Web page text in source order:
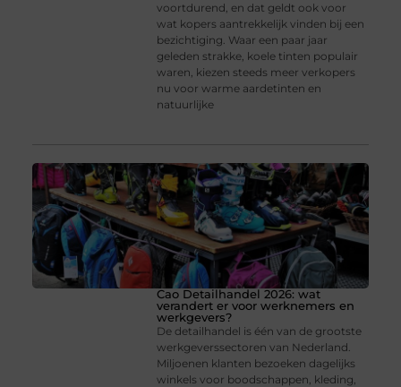
voortdurend, en dat geldt ook voor
wat kopers aantrekkelijk vinden bij een
bezichtiging. Waar een paar jaar
geleden strakke, koele tinten populair
waren, kiezen steeds meer verkopers
nu voor warme aardetinten en
natuurlijke
Cao Detailhandel 2026: wat
verandert er voor werknemers en
werkgevers?
De detailhandel is één van de grootste
werkgeverssectoren van Nederland.
Miljoenen klanten bezoeken dagelijks
winkels voor boodschappen, kleding,